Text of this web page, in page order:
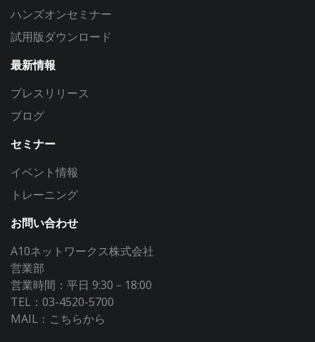
ハンズオンセミナー
試用版ダウンロード
最新情報
プレスリリース
ブログ
セミナー
イベント情報
トレーニング
お問い合わせ
A10ネットワークス株式会社
営業部
営業時間：平日 9:30－18:00
TEL：03-4520-5700
MAIL： こちらから